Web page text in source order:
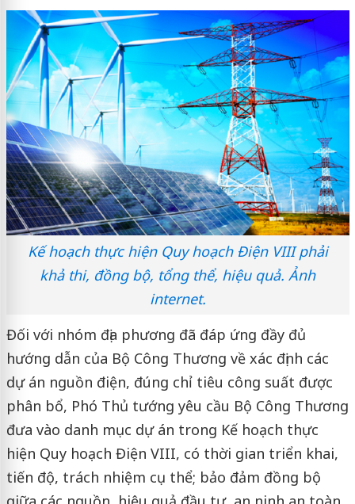
Kế hoạch thực hiện Quy hoạch Điện VIII phải
khả thi, đồng bộ, tổng thể, hiệu quả. Ảnh
internet.
Đối với nhóm địa phương đã đáp ứng đầy đủ
hướng dẫn của Bộ Công Thương về xác định các
dự án nguồn điện, đúng chỉ tiêu công suất được
phân bổ, Phó Thủ tướng yêu cầu Bộ Công Thương
đưa vào danh mục dự án trong Kế hoạch thực
hiện Quy hoạch Điện VIII, có thời gian triển khai,
tiến độ, trách nhiệm cụ thể; bảo đảm đồng bộ